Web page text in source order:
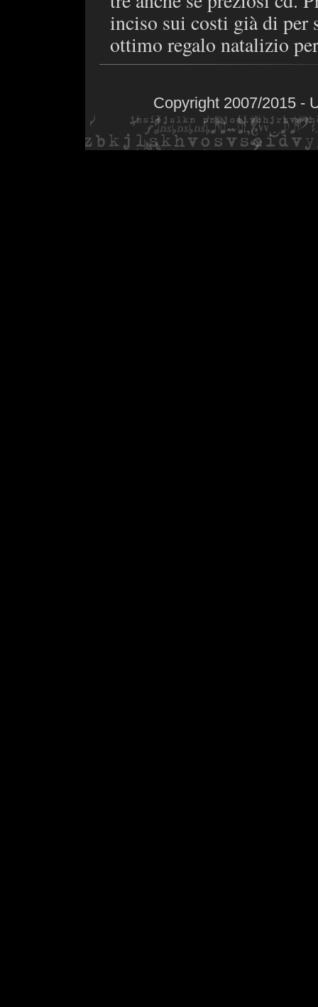
inciso sui costi già di per
ottimo regalo natalizio
Copyright 2007/2015 -